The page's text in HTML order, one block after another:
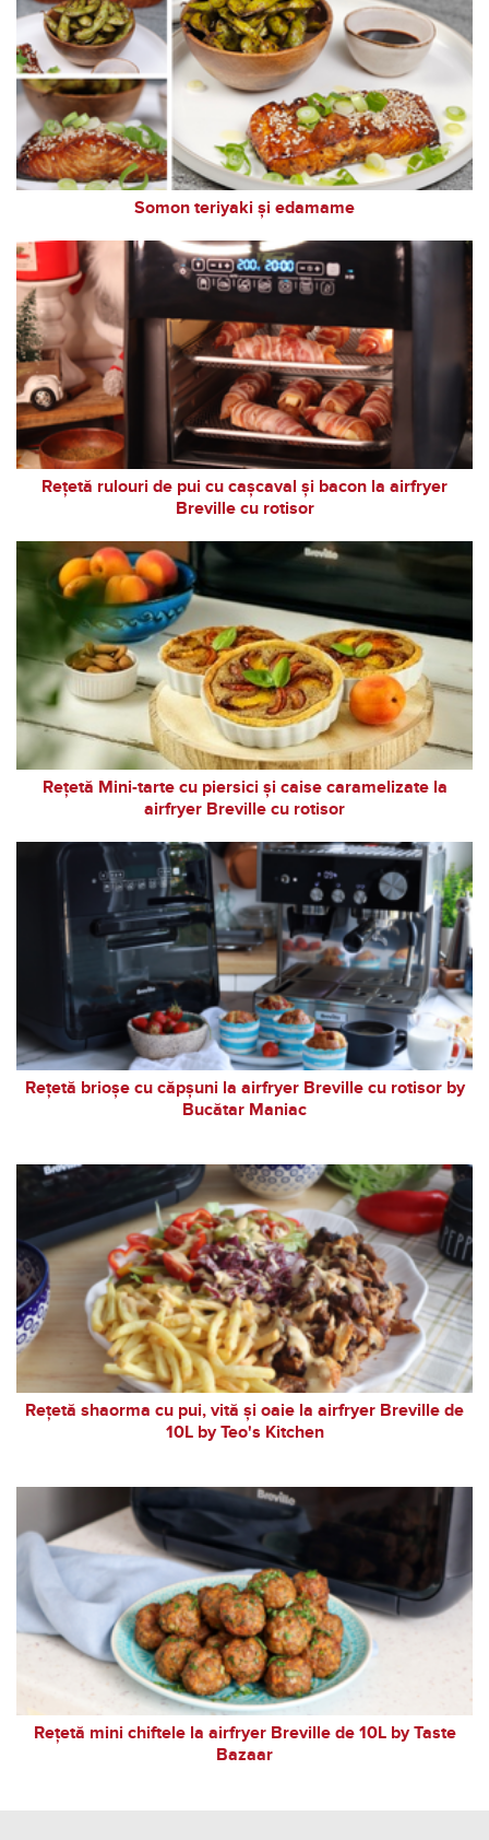
Somon teriyaki și edamame
Rețetă rulouri de pui cu cașcaval și bacon la airfryer
Breville cu rotisor
Rețetă Mini-tarte cu piersici și caise caramelizate la
airfryer Breville cu rotisor
Rețetă brioșe cu căpșuni la airfryer Breville cu rotisor by
Bucătar Maniac
Rețetă shaorma cu pui, vită și oaie la airfryer Breville de
10L by Teo's Kitchen
Rețetă mini chiftele la airfryer Breville de 10L by Taste
Bazaar